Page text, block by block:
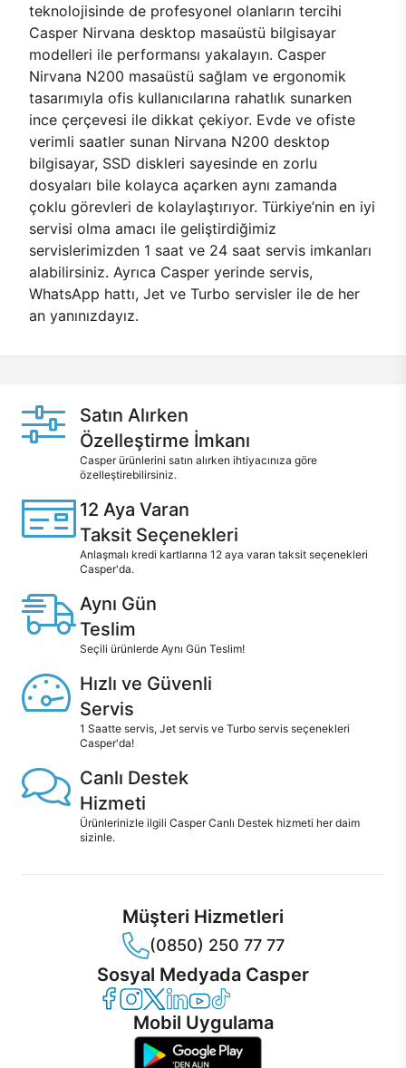
teknolojisinde de profesyonel olanların tercihi
Casper Nirvana desktop masaüstü bilgisayar
modelleri ile performansı yakalayın. Casper
Nirvana N200 masaüstü sağlam ve ergonomik
tasarımıyla ofis kullanıcılarına rahatlık sunarken
ince çerçevesi ile dikkat çekiyor. Evde ve ofiste
verimli saatler sunan Nirvana N200 desktop
bilgisayar, SSD diskleri sayesinde en zorlu
dosyaları bile kolayca açarken aynı zamanda
çoklu görevleri de kolaylaştırıyor. Türkiye’nin en iyi
servisi olma amacı ile geliştirdiğimiz
servislerimizden 1 saat ve 24 saat servis imkanları
alabilirsiniz. Ayrıca Casper yerinde servis,
WhatsApp hattı, Jet ve Turbo servisler ile de her
an yanınızdayız.
Satın Alırken
Özelleştirme İmkanı
Casper ürünlerini satın alırken ihtiyacınıza göre
özelleştirebilirsiniz.
12 Aya Varan
Taksit Seçenekleri
Anlaşmalı kredi kartlarına 12 aya varan taksit seçenekleri
Casper'da.
Aynı Gün
Teslim
Seçili ürünlerde Aynı Gün Teslim!
Hızlı ve Güvenli
Servis
1 Saatte servis, Jet servis ve Turbo servis seçenekleri
Casper'da!
Canlı Destek
Hizmeti
Ürünlerinizle ilgili Casper Canlı Destek hizmeti her daim
sizinle.
Müşteri Hizmetleri
(0850) 250 77 77
Sosyal Medyada Casper
Casper Facebook
Casper Instagram
Casper Twitter
Casper LinkedIn
Casper YouTube
Casper TikTok
Mobil Uygulama